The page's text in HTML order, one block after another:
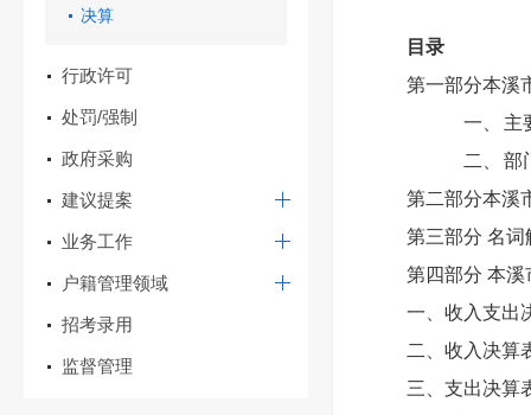
决算
行政许可
处罚/强制
政府采购
建议提案
业务工作
户籍管理领域
招考录用
监督管理
目录
第一部分本溪
一、
主
二、
部
第二部分本溪
第三部分 名词
第四部分 本溪
一、收入支出
二、收入决算
三、支出决算